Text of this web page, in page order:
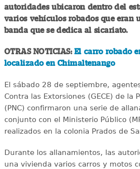
autoridades ubicaron dentro del
varios vehículos robados que eran
banda que se dedica al sicariato.
OTRAS NOTICIAS: El carro robado
localizado en Chimaltenango
El sábado 28 de septiembre,
Contra las Extorsiones (GECE) de la
(PNC) confirmaron una serie de
conjunto con el Ministerio Público
realizados en la colonia Prados de
Durante los allanamientos, las
una vivienda varios carros y motos